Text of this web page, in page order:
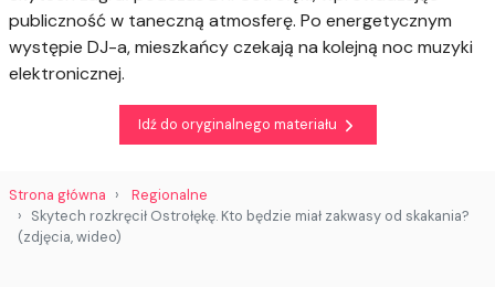
publiczność w taneczną atmosferę. Po energetycznym
występie DJ-a, mieszkańcy czekają na kolejną noc muzyki
elektronicznej.
Idź do oryginalnego materiału
Strona główna
Regionalne
Skytech rozkręcił Ostrołękę. Kto będzie miał zakwasy od skakania?
(zdjęcia, wideo)